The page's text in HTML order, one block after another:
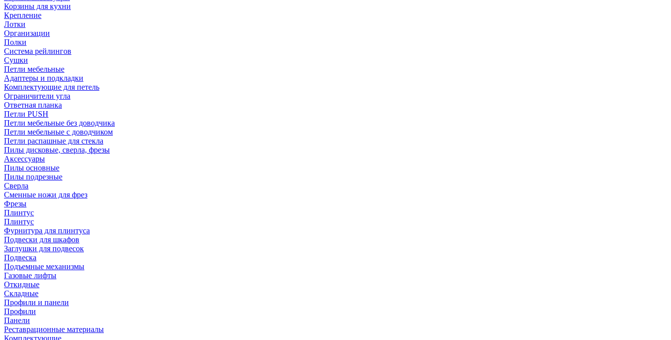
Корзины для кухни
Крепление
Лотки
Организации
Полки
Система рейлингов
Сушки
Петли мебельные
Адаптеры и подкладки
Комплектующие для петель
Ограничители угла
Ответная планка
Петли PUSH
Петли мебельные без доводчика
Петли мебельные с доводчиком
Петли распашные для стекла
Пилы дисковые, сверла, фрезы
Аксессуары
Пилы основные
Пилы подрезные
Сверла
Сменные ножи для фрез
Фрезы
Плинтус
Плинтус
Фурнитура для плинтуса
Подвески для шкафов
Заглушки для подвесок
Подвеска
Подъемные механизмы
Газовые лифты
Откидные
Складные
Профили и панели
Профили
Панели
Реставрационные материалы
Комплектующие